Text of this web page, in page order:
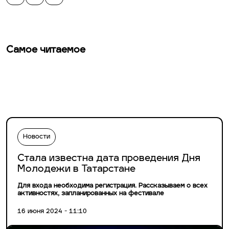
Самое читаемое
Новости
Стала известна дата проведения Дня
Молодежи в Татарстане
Для входа необходима регистрация. Рассказываем о всех
активностях, запланированных на фестивале
16 июня 2024 - 11:10